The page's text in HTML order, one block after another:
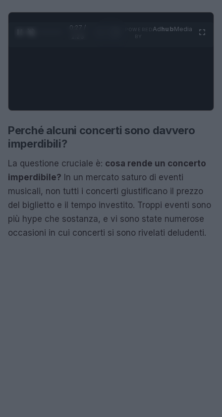
0:28 /
AdhubMedia
Perché alcuni concerti sono davvero
imperdibili?
La questione cruciale è: cosa rende un concerto
imperdibile? In un mercato saturo di eventi
musicali, non tutti i concerti giustificano il prezzo
del biglietto e il tempo investito. Troppi eventi sono
più hype che sostanza, e vi sono state numerose
occasioni in cui concerti si sono rivelati deludenti.